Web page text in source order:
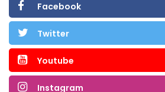
Facebook
Twitter
Youtube
Instagram